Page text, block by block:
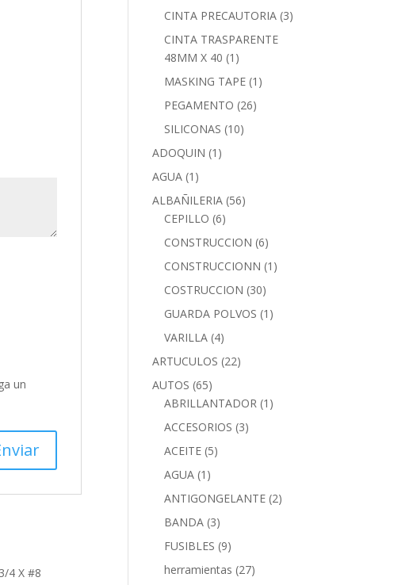
un
CINTA PRECAUTORIA (3)
CINTA TRASPARENTE
48MM X 40 (1)
MASKING TAPE (1)
PEGAMENTO (26)
SILICONAS (10)
ADOQUIN (1)
AGUA (1)
ALBAÑILERIA (56)
CEPILLO (6)
CONSTRUCCION (6)
CONSTRUCCIONN (1)
COSTRUCCION (30)
GUARDA POLVOS (1)
VARILLA (4)
ARTUCULOS (22)
AUTOS (65)
ABRILLANTADOR (1)
ACCESORIOS (3)
ACEITE (5)
AGUA (1)
ANTIGONGELANTE (2)
BANDA (3)
FUSIBLES (9)
herramientas (27)